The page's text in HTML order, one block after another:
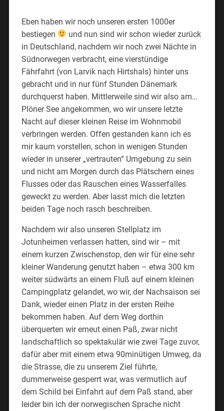
Eben haben wir noch unseren ersten 1000er
bestiegen
und nun sind wir schon wieder zurück
in Deutschland, nachdem wir noch zwei Nächte in
Südnorwegen verbracht, eine vierstündige
Fährfahrt (von Larvik nach Hirtshals) hinter uns
gebracht und in nur fünf Stunden Dänemark
durchquerst haben. Mittlerweile sind wir also am…
Plöner See angekommen, wo wir unsere letzte
Nacht auf dieser kleinen Reise im Wohnmobil
verbringen werden. Offen gestanden kann ich es
mir kaum vorstellen, schon in wenigen Stunden
wieder in unserer „vertrauten“ Umgebung zu sein
und nicht am Morgen durch das Plätschern eines
Flusses oder das Rauschen eines Wasserfalles
geweckt zu werden. Aber lasst mich die letzten
beiden Tage noch rasch beschreiben.
Nachdem wir also unseren Stellplatz im
Jotunheimen verlassen hatten, sind wir – mit
einem kurzen Zwischenstop, den wir für eine sehr
kleiner Wanderung genutzt haben – etwa 300 km
weiter südwärts an einem Fluß auf einem kleinen
Campingplatz gelandet, wo wir, der Nachsaison sei
Dank, wieder einen Platz in der ersten Reihe
bekommen haben. Auf dem Weg dorthin
überquerten wir erneut einen Paß, zwar nicht
landschaftlich so spektakulär wie zwei Tage zuvor,
dafür aber mit einem etwa 90minütigen Umweg, da
die Strasse, die zu unserem Ziel führte,
dummerweise gesperrt war, was vermutlich auf
dem Schild bei Einfahrt auf dem Paß stand, aber
leider bin ich der norwegischen Sprache nicht